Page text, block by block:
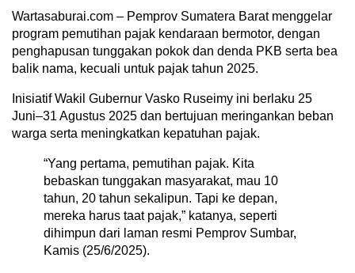
Wartasaburai.com – Pemprov Sumatera Barat menggelar
program pemutihan pajak kendaraan bermotor, dengan
penghapusan tunggakan pokok dan denda PKB serta bea
balik nama, kecuali untuk pajak tahun 2025.
Inisiatif Wakil Gubernur Vasko Ruseimy ini berlaku 25
Juni–31 Agustus 2025 dan bertujuan meringankan beban
warga serta meningkatkan kepatuhan pajak.
“Yang pertama, pemutihan pajak. Kita
bebaskan tunggakan masyarakat, mau 10
tahun, 20 tahun sekalipun. Tapi ke depan,
mereka harus taat pajak,” katanya, seperti
dihimpun dari laman resmi Pemprov Sumbar,
Kamis (25/6/2025).